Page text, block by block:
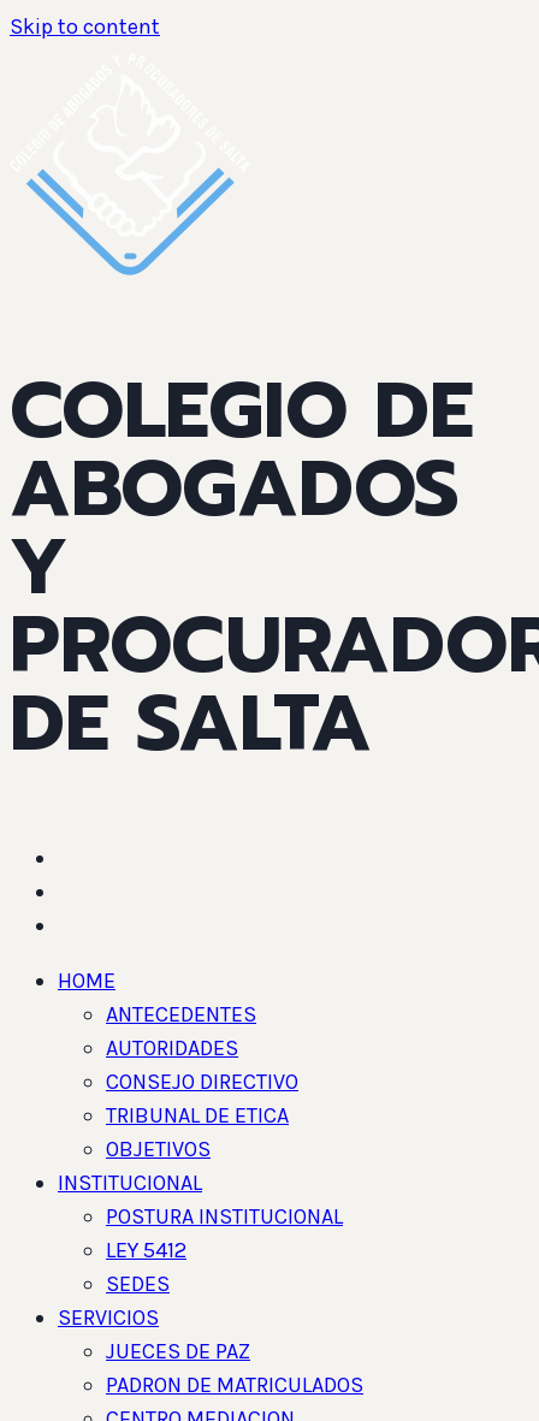
Skip to content
COLEGIO DE
ABOGADOS
Y
DE SALTA
HOME
ANTECEDENTES
AUTORIDADES
CONSEJO DIRECTIVO
TRIBUNAL DE ETICA
OBJETIVOS
INSTITUCIONAL
POSTURA INSTITUCIONAL
LEY 5412
SEDES
SERVICIOS
JUECES DE PAZ
PADRON DE MATRICULADOS